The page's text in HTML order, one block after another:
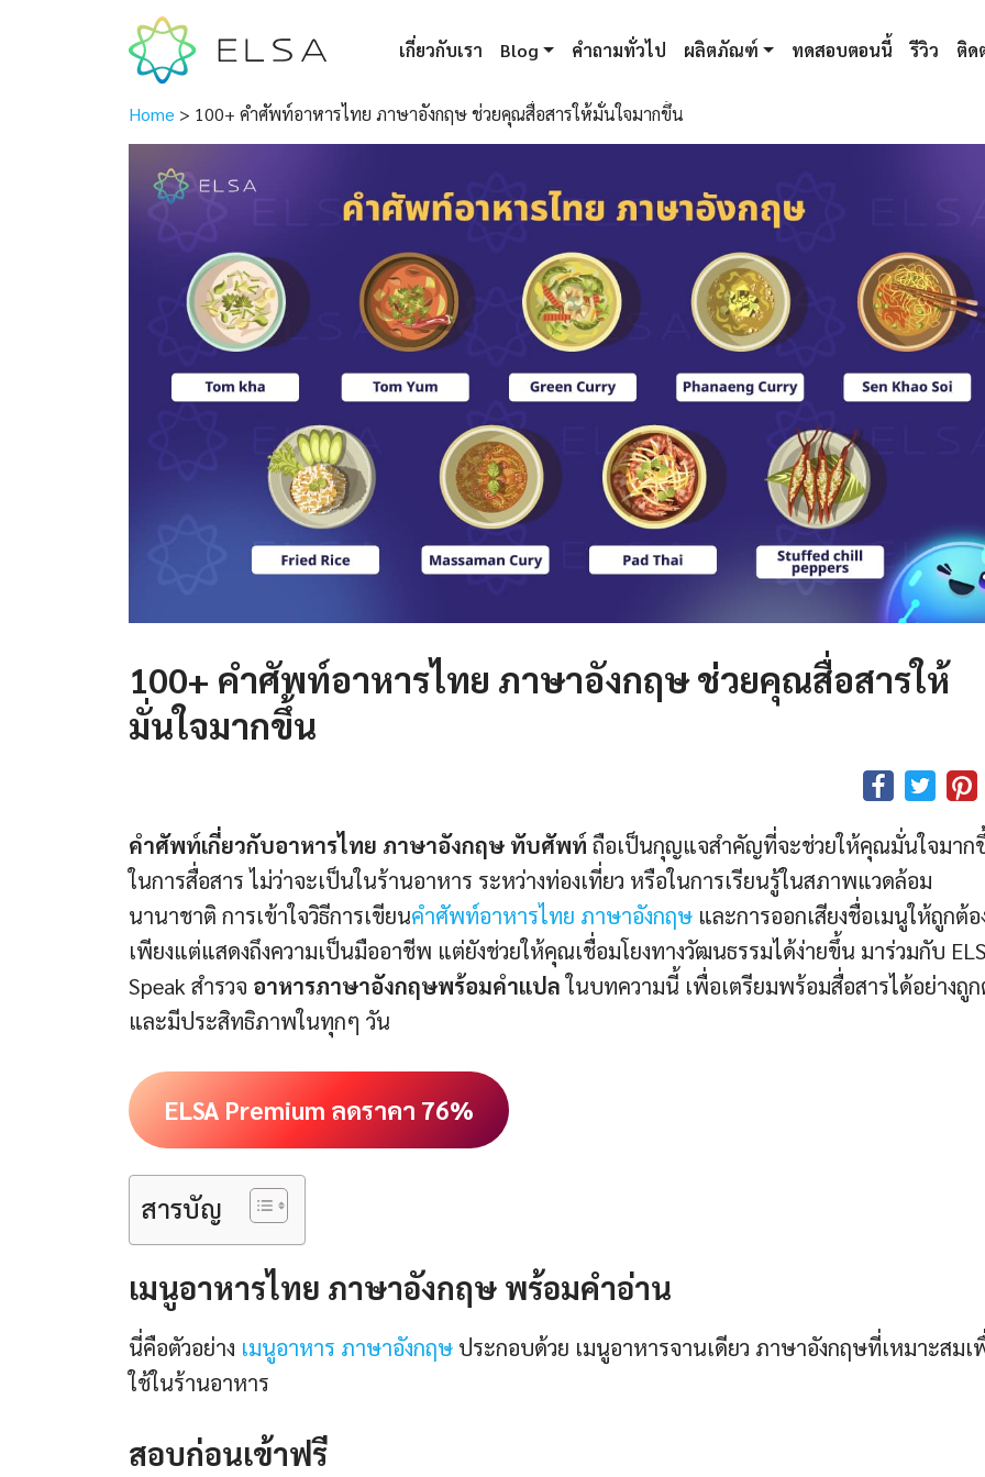
เกี่ยวกับเรา Blog คำถามทั่วไป ผลิตภัณฑ์ ทดสอบตอนนี้ รีวิว ติด
Home > 100+ คําศัพท์อาหารไทย ภาษาอังกฤษ ช่วยคุณสื่อสารให้มั่นใจมากขึ้น
100+ คําศัพท์อาหารไทย ภาษาอังกฤษ ช่วยคุณสื่อสารให้
มั่นใจมากขึ้น
คำศัพท์เกี่ยวกับอาหารไทย ภาษาอังกฤษ ทับศัพท์ ถือเป็นกุญแจสำคัญที่จะช่วยให้คุณมั่นใจมาก
ในการสื่อสาร ไม่ว่าจะเป็นในร้านอาหาร ระหว่างท่องเที่ยว หรือในการเรียนรู้ในสภาพแวดล้อม
นานาชาติ การเข้าใจวิธีการเขียนคําศัพท์อาหารไทย ภาษาอังกฤษ และการออกเสียงชื่อเมนูให้ถูกต้อ
เพียงแต่แสดงถึงความเป็นมืออาชีพ แต่ยังช่วยให้คุณเชื่อมโยงทางวัฒนธรรมได้ง่ายขึ้น มาร่วมกับ
Speak สำรวจ อาหารภาษาอังกฤษพร้อมคำแปลในบทความนี้ เพื่อเตรียมพร้อมสื่อสารได้อย่างถูก
และมีประสิทธิภาพในทุกๆ วัน
ELSA Premium ลดราคา 76%
สารบัญ
เมนูอาหารไทย ภาษาอังกฤษ พร้อมคําอ่าน
นี่คือตัวอย่าง เมนูอาหาร ภาษาอังกฤษ ประกอบด้วย เมนูอาหารจานเดียว ภาษาอังกฤษที่เหมาะสมเ
ใช้ในร้านอาหาร
สอบก่อนเข้าฟรี